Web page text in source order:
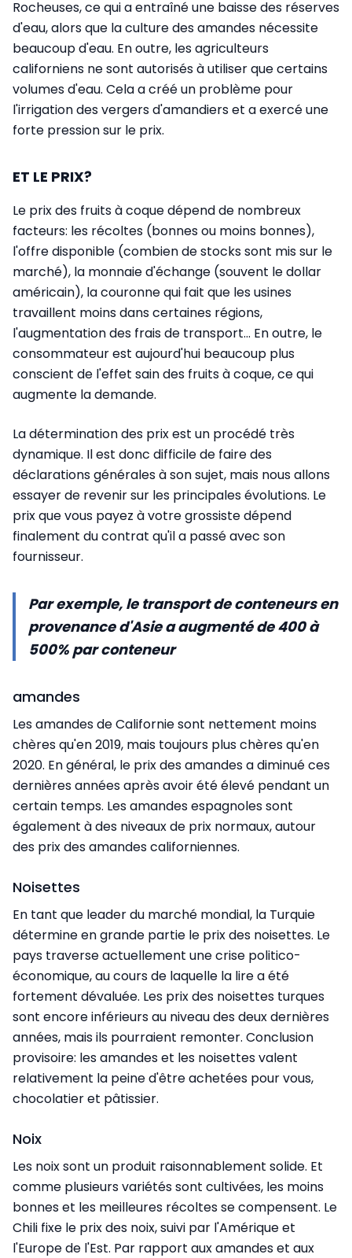
Rocheuses, ce qui a entraîné une baisse des réserves
d'eau, alors que la culture des amandes nécessite
beaucoup d'eau. En outre, les agriculteurs
californiens ne sont autorisés à utiliser que certains
volumes d'eau. Cela a créé un problème pour
l'irrigation des vergers d'amandiers et a exercé une
forte pression sur le prix.
ET LE PRIX?
Le prix des fruits à coque dépend de nombreux
facteurs: les récoltes (bonnes ou moins bonnes),
l'offre disponible (combien de stocks sont mis sur le
marché), la monnaie d'échange (souvent le dollar
américain), la couronne qui fait que les usines
travaillent moins dans certaines régions,
l'augmentation des frais de transport... En outre, le
consommateur est aujourd'hui beaucoup plus
conscient de l'effet sain des fruits à coque, ce qui
augmente la demande.
La détermination des prix est un procédé très
dynamique. Il est donc difficile de faire des
déclarations générales à son sujet, mais nous allons
essayer de revenir sur les principales évolutions. Le
prix que vous payez à votre grossiste dépend
finalement du contrat qu'il a passé avec son
fournisseur.
Par exemple, le transport de conteneurs en
provenance d'Asie a augmenté de 400 à
500% par conteneur
amandes
Les amandes de Californie sont nettement moins
chères qu'en 2019, mais toujours plus chères qu'en
2020. En général, le prix des amandes a diminué ces
dernières années après avoir été élevé pendant un
certain temps. Les amandes espagnoles sont
également à des niveaux de prix normaux, autour
des prix des amandes californiennes.
Noisettes
En tant que leader du marché mondial, la Turquie
détermine en grande partie le prix des noisettes. Le
pays traverse actuellement une crise politico-
économique, au cours de laquelle la lire a été
fortement dévaluée. Les prix des noisettes turques
sont encore inférieurs au niveau des deux dernières
années, mais ils pourraient remonter. Conclusion
provisoire: les amandes et les noisettes valent
relativement la peine d'être achetées pour vous,
chocolatier et pâtissier.
Noix
Les noix sont un produit raisonnablement solide. Et
comme plusieurs variétés sont cultivées, les moins
bonnes et les meilleures récoltes se compensent. Le
Chili fixe le prix des noix, suivi par l'Amérique et
l'Europe de l'Est. Par rapport aux amandes et aux